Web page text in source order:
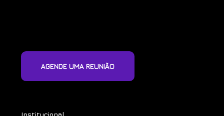
AGENDE UMA REUNIÃO
Institucional